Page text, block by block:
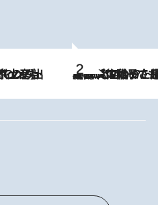
2026.8.5
【阿川佐和子さんの年とる力】なぜ70代で始めた趣味は“こんなに楽しい”のか？ ピアノ、俳句…スランプに陥っても続けられる“ある秘訣”とは